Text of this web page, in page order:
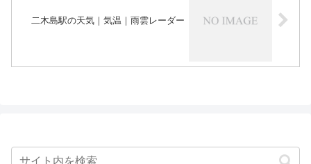
二木島駅の天気｜気温｜雨雲レーダー